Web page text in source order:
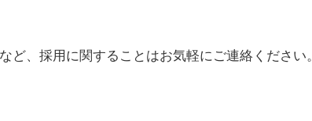
ど、採用に関することはお気軽にご連絡ください